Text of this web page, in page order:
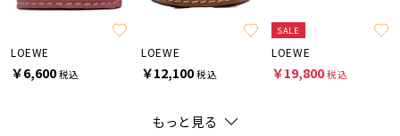
LOEWE
￥6,600税込
LOEWE
￥12,100税込
SALE
LOEWE
￥19,800税込
もっと見る